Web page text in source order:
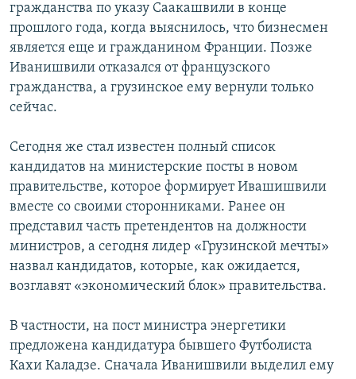
гражданства по указу Саакашвили в конце
прошлого года, когда выяснилось, что бизнесмен
является еще и гражданином Франции. Позже
Иванишвили отказался от французского
гражданства, а грузинское ему вернули только
сейчас.
Сегодня же стал известен полный список
кандидатов на министерские посты в новом
правительстве, которое формирует Ивашишвили
вместе со своими сторонниками. Ранее он
представил часть претендентов на должности
министров, а сегодня лидер «Грузинской мечты»
назвал кандидатов, которые, как ожидается,
возглавят «экономический блок» правительства.
В частности, на пост министра энергетики
предложена кандидатура бывшего Футболиста
Кахи Каладзе. Сначала Иванишвили выделил ему